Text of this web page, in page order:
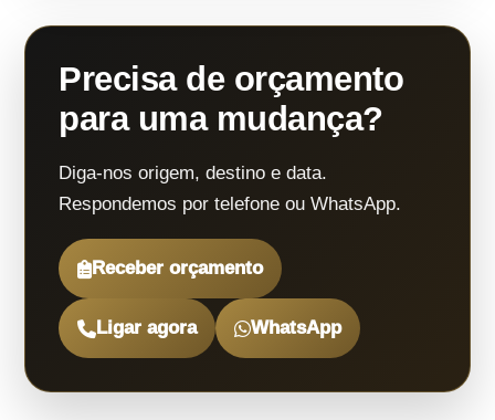
Precisa de orçamento
para uma mudança?
Diga-nos origem, destino e data.
Respondemos por telefone ou WhatsApp.
Receber orçamento
Ligar agora WhatsApp